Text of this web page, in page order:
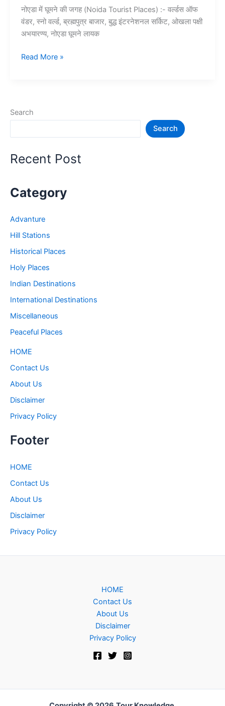
नोएडा में घूमने की जगह (Noida Tourist Places) :- वर्ल्डस ऑफ
वंडर, स्नो वर्ल्ड, ब्रह्मपुत्र बाजार, बुद्ध इंटरनेशनल सर्किट, ओखला पक्षी
अभयारण्य, नोएडा घूमने लायक
10+
जगह
Places
Read More »
Search
Search
Recent Post
Category
Advanture
Hill Stations
Historical Places
Holy Places
Indian Destinations
International Destinations
Miscellaneous
Peaceful Places
HOME
Contact Us
About Us
Disclaimer
Privacy Policy
Footer
HOME
Contact Us
About Us
Disclaimer
Privacy Policy
HOME
Contact Us
About Us
Disclaimer
Privacy Policy